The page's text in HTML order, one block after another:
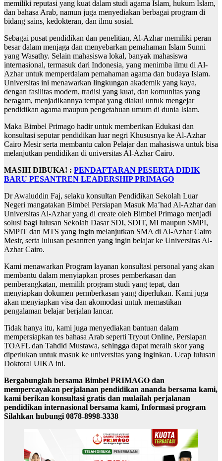
memiliki reputasi yang kuat dalam studi agama Islam, hukum Islam,
dan bahasa Arab, namun juga menyediakan berbagai program di
bidang sains, kedokteran, dan ilmu sosial.
Sebagai pusat pendidikan dan penelitian, Al-Azhar memiliki peran
besar dalam menjaga dan menyebarkan pemahaman Islam Sunni
yang Wasathy. Selain mahasiswa lokal, banyak mahasiswa
internasional, termasuk dari Indonesia, yang menimba ilmu di Al-
Azhar untuk memperdalam pemahaman agama dan budaya Islam.
Universitas ini menawarkan lingkungan akademik yang kaya,
dengan fasilitas modern, tradisi yang kuat, dan komunitas yang
beragam, menjadikannya tempat yang diakui untuk mengejar
pendidikan agama maupun pengetahuan umum di dunia Islam.
Maka Bimbel Primago hadir untuk memberikan Edukasi dan
konsultasi seputar pendidikan luar negri Khususnya ke Al-Azhar
Cairo Mesir serta membantu calon Pelajar dan mahasiswa untuk bisa
melanjutkan pendidikan di universitas Al-Azhar Cairo.
MASIH DIBUKA! : PENDAFTARAN PESERTA DIDIK
BARU PESANTREN LEADERSHIP PRIMAGO
Dr Awaluddin Faj, selaku konsultan Pendidikan Sekolah Luar
Negeri mangatakan Bimbel Persiapan Masuk Ma’had Al-Azhar dan
Universitas Al-Azhar yang di create oleh Bimbel Primago menjadi
solusi bagi lulusan Sekolah Dasar SDI, SDIT, MI maupun SMPI,
SMPIT dan MTS yang ingin melanjutkan SMA di Al-Azhar Cairo
Mesir, serta lulusan pesantren yang ingin belajar ke Universitas Al-
Azhar Cairo.
Kami menawarkan Program layanan konsultasi personal yang akan
membantu dalam menyiapkan proses pemberkasan dan
pemberangkatan, memilih program studi yang tepat, dan
menyiapkan dokumen permberkasan yang diperlukan. Kami juga
akan menyiapkan visa dan akomodasi untuk memastikan
pengalaman belajar berjalan lancar.
Tidak hanya itu, kami juga menyediakan bantuan dalam
mempersiapkan tes bahasa Arab seperti Tryout Online, Persiapan
TOAFL dan Tahdid Mustawa, sehingga dapat meraih skor yang
diperlukan untuk masuk ke universitas yang inginkan. Ucap lulusan
Doktoral UIKA ini.
Bergabunglah bersama Bimbel PRIMAGO dan
mempercayakan perjalanan pendidikan ananda bersama kami,
kami berikan konsultasi gratis dan mulailah perjalanan
pendidikan internasional bersama kami, Informasi program
Silahkan hubungi 0878-8998-3338